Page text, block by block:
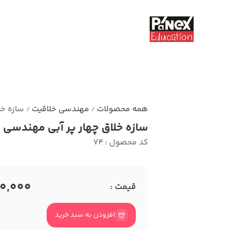
همه محصولات / مهندسی خلاقیت / سازه
سازه خلاق چهار پر آبی مهندسی
کد محصول : 74
قیمت : 30,000
افزودن به سبد خرید